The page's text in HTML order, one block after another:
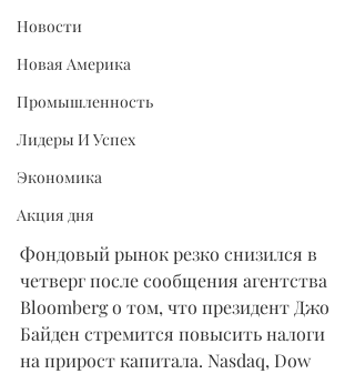
Новости
Новая Америка
Промышленность
Лидеры И Успех
Экономика
Акция дня
Фондовый рынок резко снизился в
четверг после сообщения агентства
Bloomberg о том, что президент Джо
Байден стремится повысить налоги
на прирост капитала. Nasdaq, Dow